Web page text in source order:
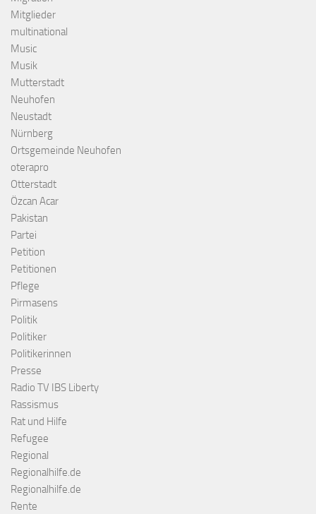
Mitglieder
multinational
Music
Musik
Mutterstadt
Neuhofen
Neustadt
Nürnberg
Ortsgemeinde Neuhofen
oterapro
Otterstadt
Özcan Acar
Pakistan
Partei
Petition
Petitionen
Pflege
Pirmasens
Politik
Politiker
Politikerinnen
Presse
Radio TV IBS Liberty
Rassismus
Rat und Hilfe
Refugee
Regional
Regionalhilfe.de
Regionalhilfe.de
Rente